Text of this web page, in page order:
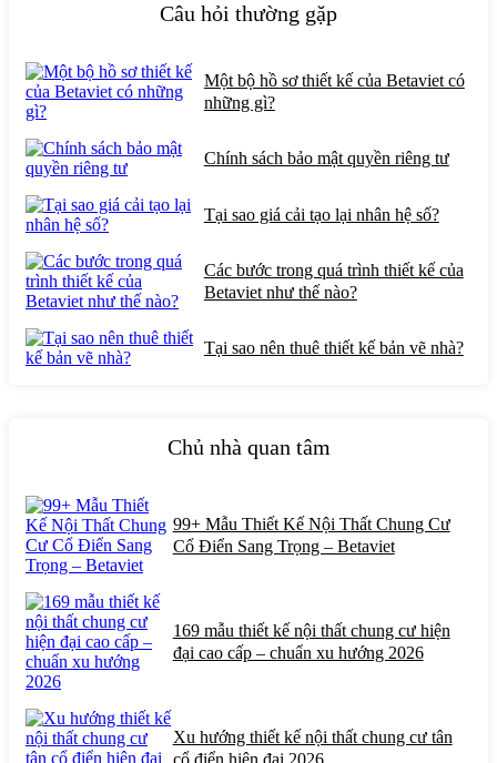
Câu hỏi thường gặp
Một bộ hồ sơ thiết kế của Betaviet có
những gì?
Chính sách bảo mật quyền riêng tư
Tại sao giá cải tạo lại nhân hệ số?
Các bước trong quá trình thiết kế của
Betaviet như thế nào?
Tại sao nên thuê thiết kế bản vẽ nhà?
Chủ nhà quan tâm
99+ Mẫu Thiết Kế Nội Thất Chung Cư
Cổ Điển Sang Trọng – Betaviet
169 mẫu thiết kế nội thất chung cư hiện
đại cao cấp – chuẩn xu hướng 2026
Xu hướng thiết kế nội thất chung cư tân